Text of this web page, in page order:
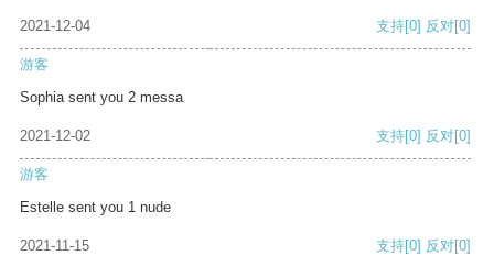
2021-12-04 支持[0] 反对[0]
游客
Sophia sent you 2 messa
2021-12-02 支持[0] 反对[0]
游客
Estelle sent you 1 nude
2021-11-15 支持[0] 反对[0]